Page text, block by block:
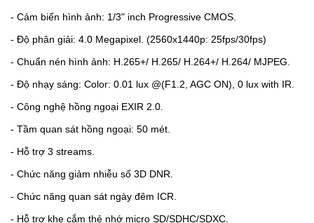
- Cảm biến hình ảnh: 1/3" inch Progressive CMOS.
- Độ phân giải: 4.0 Megapixel. (2560x1440p: 25fps/30fps)
- Chuẩn nén hình ảnh: H.265+/ H.265/ H.264+/ H.264/ MJPEG.
- Độ nhạy sáng: Color: 0.01 lux @(F1.2, AGC ON), 0 lux with IR.
- Công nghệ hồng ngoại EXIR 2.0.
- Tầm quan sát hồng ngoại: 50 mét.
- Hỗ trợ 3 streams.
- Chức năng giảm nhiễu số 3D DNR.
- Chức năng quan sát ngày đêm ICR.
- Hỗ trợ khe cắm thẻ nhớ micro SD/SDHC/SDXC.